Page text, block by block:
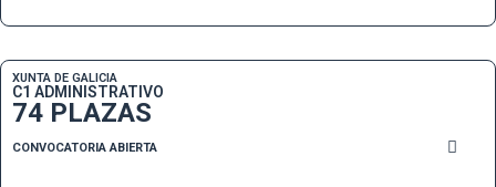
XUNTA DE GALICIA
C1 ADMINISTRATIVO
74 PLAZAS
CONVOCATORIA ABIERTA